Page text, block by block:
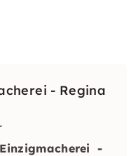
- Regina
-